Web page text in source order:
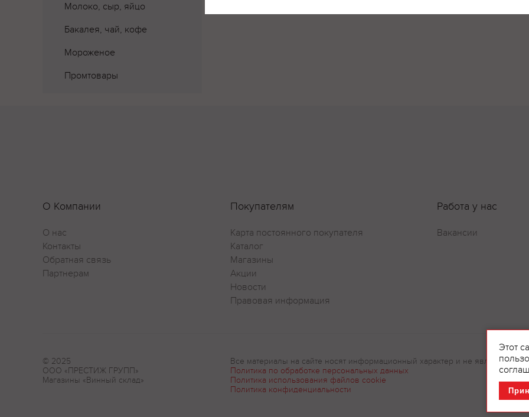
Молоко, сыр, яйцо
Бакалея, чай, кофе
Мороженое
Промтовары
О Компании
О нас
Контакты
Обратная связь
Партнерам
Покупателям
Карта постоянного покупателя
Каталог
Магазины
Акции
Новости
Правовая информация
Работа у нас
Вакансии
© 2025
ООО «ПРЕСТИЖ ГРУПП»
Магазины «Винный склад»
Все материалы на сайте носят информационный характер и не являются
Политика по обработке персональных данных
Политика использования файлов cookie
Политика конфиденциальности
Этот